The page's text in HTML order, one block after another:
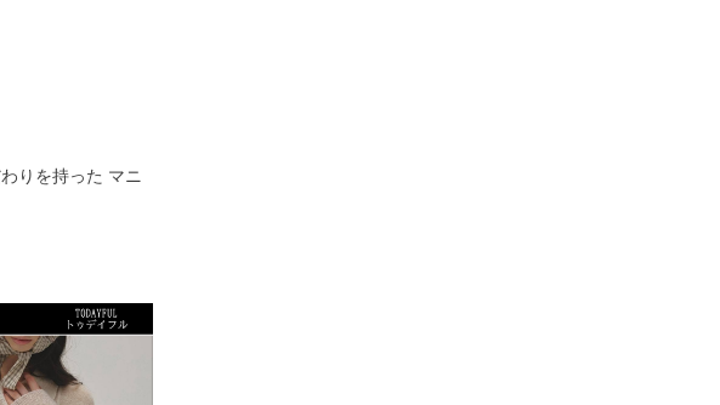
りを持った マニ